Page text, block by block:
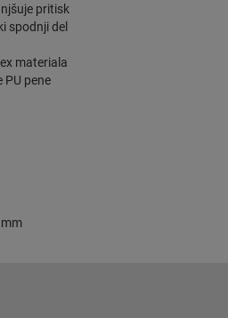
pritisk
spodnji del
materiala
PU pene